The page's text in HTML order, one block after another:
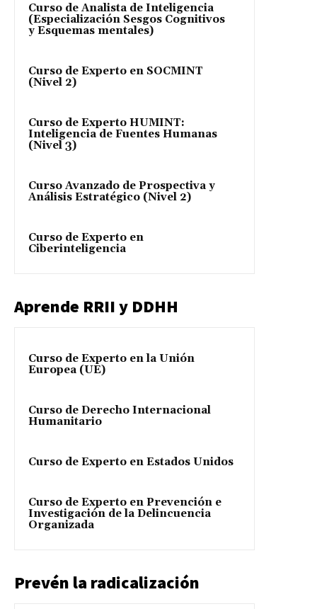
Curso de Analista de Inteligencia
(Especialización Sesgos Cognitivos
y Esquemas mentales)
Curso de Experto en SOCMINT
(Nivel 2)
Curso de Experto HUMINT:
Inteligencia de Fuentes Humanas
(Nivel 3)
Curso Avanzado de Prospectiva y
Análisis Estratégico (Nivel 2)
Curso de Experto en
Ciberinteligencia
Aprende RRII y DDHH
Curso de Experto en la Unión
Europea (UE)
Curso de Derecho Internacional
Humanitario
Curso de Experto en Estados Unidos
Curso de Experto en Prevención e
Investigación de la Delincuencia
Organizada
Prevén la radicalización